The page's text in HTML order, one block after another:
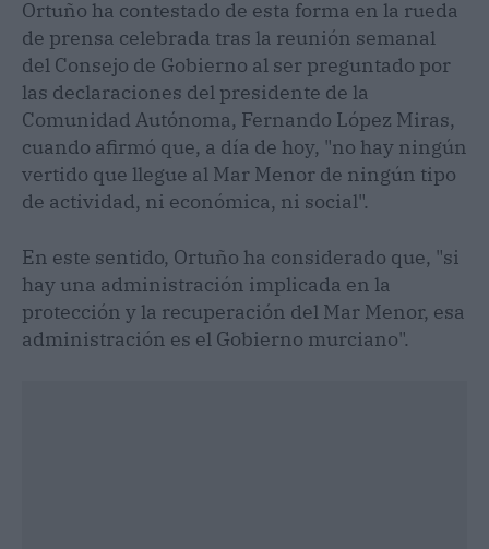
Ortuño ha contestado de esta forma en la rueda
de prensa celebrada tras la reunión semanal
del Consejo de Gobierno al ser preguntado por
las declaraciones del presidente de la
Comunidad Autónoma, Fernando López Miras,
cuando afirmó que, a día de hoy, "no hay ningún
vertido que llegue al Mar Menor de ningún tipo
de actividad, ni económica, ni social".
En este sentido, Ortuño ha considerado que, "si
hay una administración implicada en la
protección y la recuperación del Mar Menor, esa
administración es el Gobierno murciano".